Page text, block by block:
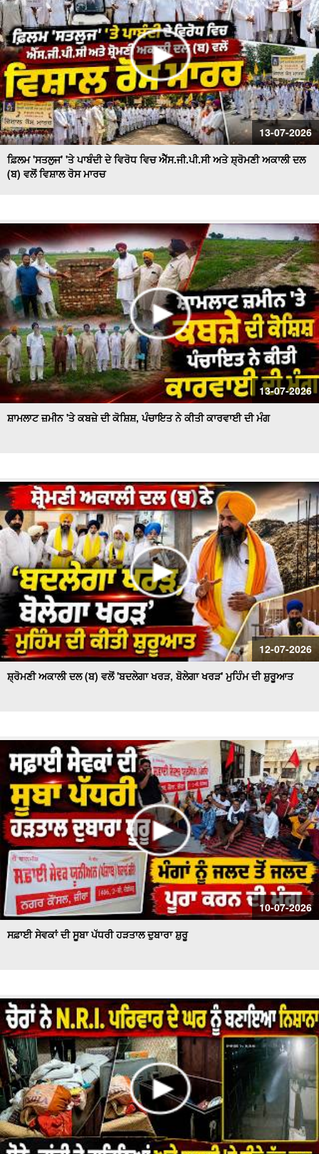
13-07-2026
ਫ਼ਿਲਮ 'ਸਤਲੁਜ' 'ਤੇ ਪਾਬੰਦੀ ਦੇ ਵਿਰੋਧ ਵਿਚ ਐੱਸ.ਜੀ.ਪੀ.ਸੀ ਅਤੇ ਸ਼੍ਰੋਮਣੀ ਅਕਾਲੀ ਦਲ
(ਬ) ਵਲੋਂ ਵਿਸ਼ਾਲ ਰੋਸ ਮਾਰਚ
13-07-2026
ਸ਼ਾਮਲਾਟ ਜ਼ਮੀਨ 'ਤੇ ਕਬਜ਼ੇ ਦੀ ਕੋਸ਼ਿਸ਼, ਪੰਚਾਇਤ ਨੇ ਕੀਤੀ ਕਾਰਵਾਈ ਦੀ ਮੰਗ
12-07-2026
ਸ਼੍ਰੋਮਣੀ ਅਕਾਲੀ ਦਲ (ਬ) ਵਲੋਂ 'ਬਦਲੇਗਾ ਖਰੜ, ਬੋਲੇਗਾ ਖਰੜ' ਮੁਹਿੰਮ ਦੀ ਸ਼ੁਰੂਆਤ
10-07-2026
ਸਫ਼ਾਈ ਸੇਵਕਾਂ ਦੀ ਸੂਬਾ ਪੱਧਰੀ ਹੜਤਾਲ ਦੁਬਾਰਾ ਸ਼ੁਰੂ